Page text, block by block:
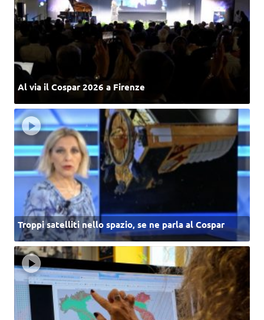
Al via il Cospar 2026 a Firenze
Troppi satelliti nello spazio, se ne parla al Cospar